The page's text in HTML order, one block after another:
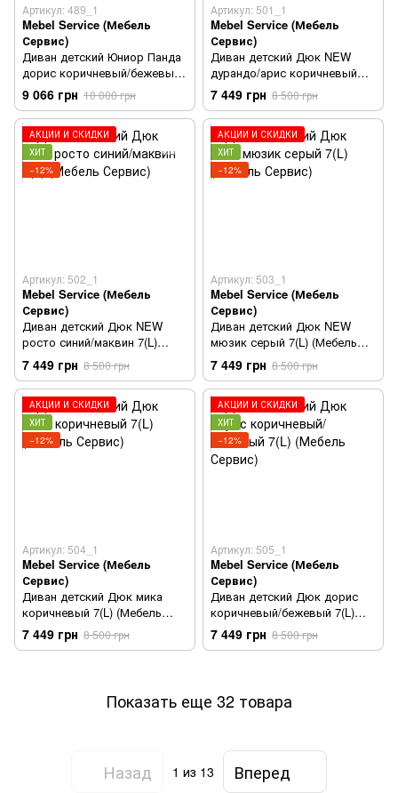
Артикул: 489_1
Mebel Service (Мебель
Сервис)
Диван детский Юниор Панда
дорис коричневый/бежевый
(Мебель Сервис)
9 066 грн 10 000 грн
Артикул: 501_1
Mebel Service (Мебель
Сервис)
Диван детский Дюк NEW
дурандо/арис коричневый
7(L) (Мебель Сервис)
7 449 грн 8 500 грн
АКЦИИ И СКИДКИ
ХИТ
−12%
Артикул: 502_1
Mebel Service (Мебель
Сервис)
Диван детский Дюк NEW
росто синий/маквин 7(L)
(Мебель Сервис)
7 449 грн 8 500 грн
АКЦИИ И СКИДКИ
ХИТ
−12%
Артикул: 503_1
Mebel Service (Мебель
Сервис)
Диван детский Дюк NEW
мюзик серый 7(L) (Мебель
Сервис)
7 449 грн 8 500 грн
АКЦИИ И СКИДКИ
ХИТ
−12%
Артикул: 504_1
Mebel Service (Мебель
Сервис)
Диван детский Дюк мика
коричневый 7(L) (Мебель
Сервис)
7 449 грн 8 500 грн
АКЦИИ И СКИДКИ
ХИТ
−12%
Артикул: 505_1
Mebel Service (Мебель
Сервис)
Диван детский Дюк дорис
коричневый/бежевый 7(L)
(Мебель Сервис)
7 449 грн 8 500 грн
Показать еще 32 товара
Назад 1 из 13 Вперед